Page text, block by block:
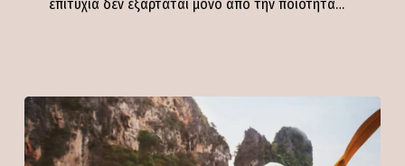
επιτυχία δεν εξαρτάται μόνο από την ποιότητα…